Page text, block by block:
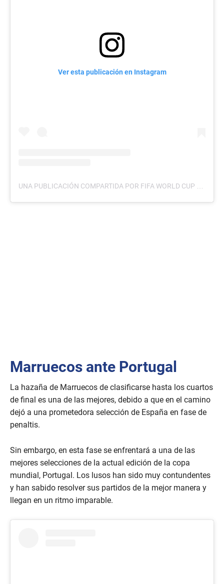
Ver esta publicación en Instagram
UNA PUBLICACIÓN COMPARTIDA POR FIFA WORLD CUP (@FIFAWORLDCUP)
Marruecos ante Portugal
La hazaña de Marruecos de clasificarse hasta los cuartos
de final es una de las mejores, debido a que en el camino
dejó a una prometedora selección de España en fase de
penaltis.
Sin embargo, en esta fase se enfrentará a una de las
mejores selecciones de la actual edición de la copa
mundial, Portugal. Los lusos han sido muy contundentes
y han sabido resolver sus partidos de la mejor manera y
llegan en un ritmo imparable.